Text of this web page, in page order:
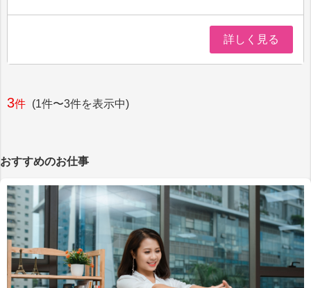
詳しく見る
3件 (1件〜3件を表示中)
おすすめのお仕事